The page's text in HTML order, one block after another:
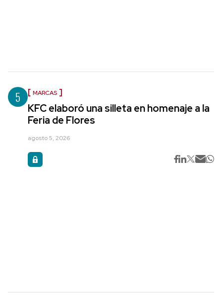
5 MARCAS
KFC elaboró una silleta en homenaje a la
Feria de Flores
agosto 5, 2026